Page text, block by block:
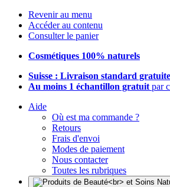
Revenir au menu
Accéder au contenu
Consulter le panier
Cosmétiques 100% naturels
Suisse : Livraison standard gratuite
Au moins 1 échantillon gratuit par
Aide
Où est ma commande ?
Retours
Frais d'envoi
Modes de paiement
Nous contacter
Toutes les rubriques